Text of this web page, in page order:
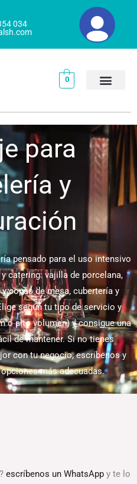
034
0
para
y
pensado para el uso intensivo
catering: vajilla de porcelana,
copas de mesa, cubertería y
según tu tipo de servicio y
o alto volumen) y consigue una
de mantener. Si no tienes
con tu negocio, escríbenos y
más adecuadas.
escríbenos un WhatsAppy te lo